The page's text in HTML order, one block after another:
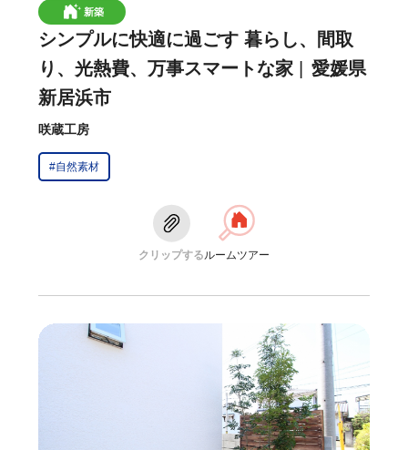
新築
シンプルに快適に過ごす 暮らし、間取
り、光熱費、万事スマートな家
愛媛県
新居浜市
咲蔵工房
#自然素材
クリップするルームツアー